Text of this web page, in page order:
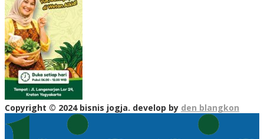
Copyright © 2024 bisnis jogja. develop by den blangkon